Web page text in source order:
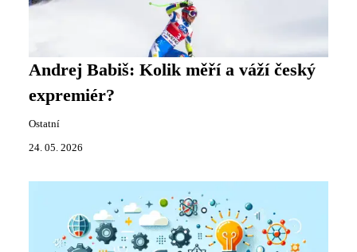
Andrej Babiš: Kolik měří a váží český
expremiér?
Ostatní
24. 05. 2026